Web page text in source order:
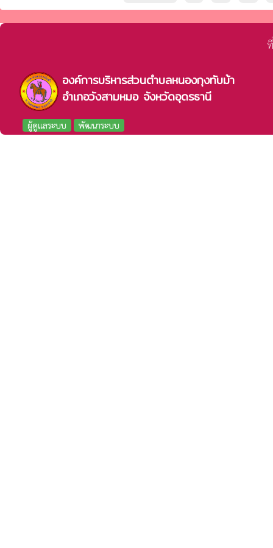
องค์การบริหารส่วนตำบลหนองกุงทับม้า
อำเภอวังสามหมอ จังหวัดอุดรธานี
ผู้ดูแลระบบ พัฒนาระบบ